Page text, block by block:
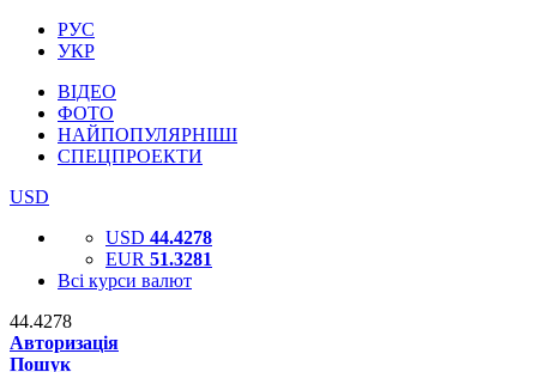
РУС
УКР
ВІДЕО
ФОТО
НАЙПОПУЛЯРНІШІ
СПЕЦПРОЕКТИ
USD
USD 44.4278
EUR 51.3281
Всі курси валют
44.4278
Авторизація
Пошук